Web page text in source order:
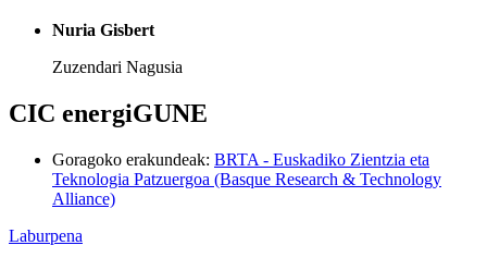
Nuria Gisbert
Zuzendari Nagusia
CIC energiGUNE
Goragoko erakundeak: BRTA - Euskadiko Zientzia eta
Teknologia Patzuergoa (Basque Research & Technology
Alliance)
Laburpena